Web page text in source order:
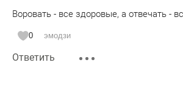
Воровать - все здоровые, а отвечать -
0 эмодзи
Ответить